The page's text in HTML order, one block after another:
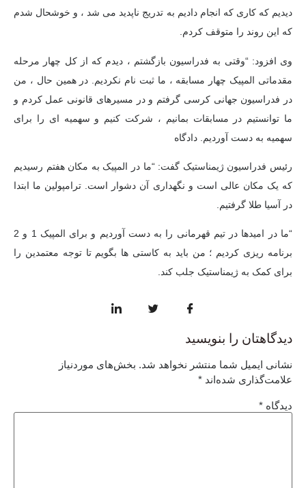
دیدیم که کاری که انجام دادیم به تدریج ناپدید می شد ، و خوشحال شدم
که این روند را متوقف کردم.
وی افزود: “وقتی به فدراسیون بازگشتم ، دیدم که از کل چهار مرحله
مقدماتی المپیک چهار مسابقه ، ما ثبت نام نکردیم. در همین حال ، من
در فدراسیون جهانی کرسی گرفتم و در مسیرهای قانونی عمل کردم و
ما توانستیم در مسابقات بمانیم ، شرکت کنیم و سهمیه ای را برای
سهمیه به دست آوردیم. دادگاه
رئیس فدراسیون ژیمناستیک گفت: “ما در المپیک به مکان هفتم رسیدیم
که یک مکان عالی است و نگهداری آن دشوار است. ترامپولین ما ابتدا
در آسیا طلا گرفتیم.
“ما در امیدها در تیم قهرمانی را به دست آوردیم و برای المپیک 1 و 2
برنامه ریزی کردیم ؛ من باید به کاستی ها بگویم تا توجه معتمدین را
برای کمک به ژیمناستیک جلب کند.
دیدگاهتان را بنویسید
نشانی ایمیل شما منتشر نخواهد شد. بخش‌های موردنیاز
علامت‌گذاری شده‌اند *
دیدگاه *